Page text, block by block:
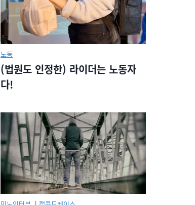
노동
(법원도 인정한) 라이더는 노동자
다!